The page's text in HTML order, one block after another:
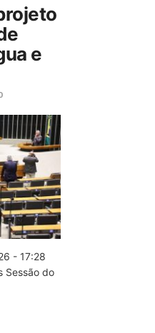
e
- 17:28
Sessão do